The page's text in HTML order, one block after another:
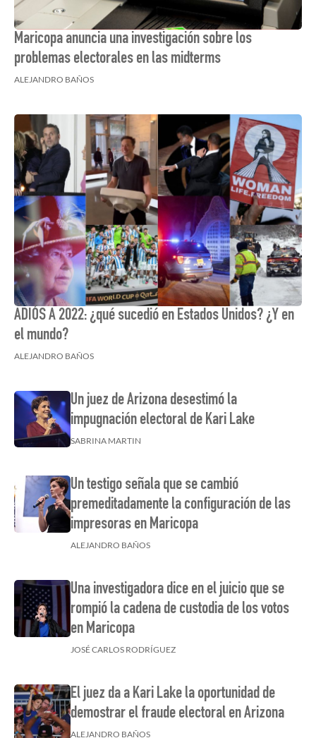
Maricopa anuncia una investigación sobre los
problemas electorales en las midterms
ALEJANDRO BAÑOS
ADIÓS A 2022: ¿qué sucedió en Estados Unidos? ¿Y en
el mundo?
ALEJANDRO BAÑOS
Un juez de Arizona desestimó la
impugnación electoral de Kari Lake
SABRINA MARTIN
Un testigo señala que se cambió
premeditadamente la configuración de las
impresoras en Maricopa
ALEJANDRO BAÑOS
Una investigadora dice en el juicio que se
rompió la cadena de custodia de los votos
en Maricopa
JOSÉ CARLOS RODRÍGUEZ
El juez da a Kari Lake la oportunidad de
demostrar el fraude electoral en Arizona
ALEJANDRO BAÑOS